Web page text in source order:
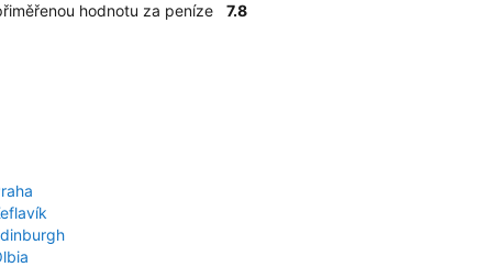
hodnotu za peníze 7.8